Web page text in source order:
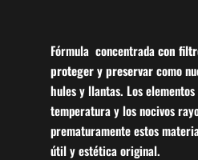
Fórmula concentradacon
proteger y preservarcomo
hules y llantas. Los
temperatura y los nocivos
prematuramente estos
útil y estética original.